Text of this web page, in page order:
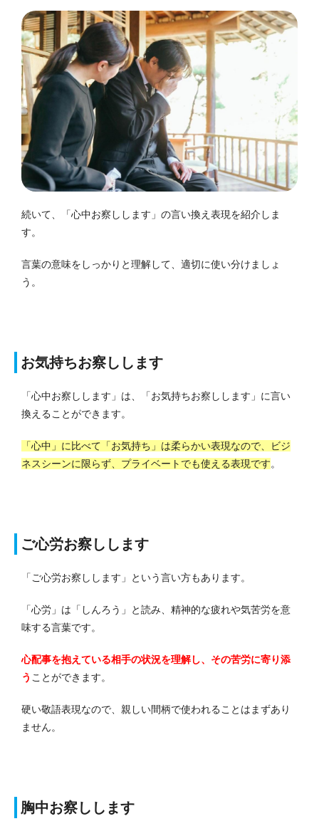
続いて、「心中お察しします」の言い換え表現を紹介しま
す。
言葉の意味をしっかりと理解して、適切に使い分けましょ
う。
お気持ちお察しします
「心中お察しします」は、「お気持ちお察しします」に言い
換えることができます。
「心中」に比べて「お気持ち」は柔らかい表現なので、ビジ
ネスシーンに限らず、プライベートでも使える表現です。
ご心労お察しします
「ご心労お察しします」という言い方もあります。
「心労」は「しんろう」と読み、精神的な疲れや気苦労を意
味する言葉です。
心配事を抱えている相手の状況を理解し、その苦労に寄り添
う ことができます。
硬い敬語表現なので、親しい間柄で使われることはまずあり
ません。
胸中お察しします